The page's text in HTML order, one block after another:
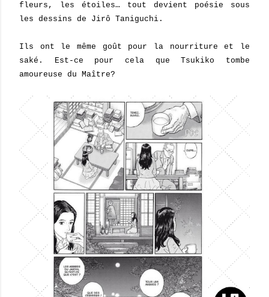
fleurs, les étoiles… tout devient poésie sous
les dessins de Jirô Taniguchi.
Ils ont le même goût pour la nourriture et le
saké. Est-ce pour cela que Tsukiko tombe
amoureuse du Maître?